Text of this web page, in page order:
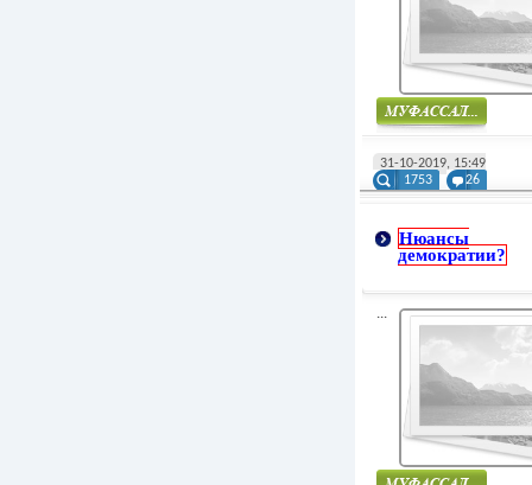
31-10-2019, 15:49
1753
26
Нюансы
демократии?
...